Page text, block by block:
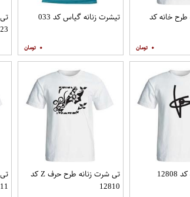
خانه کد
۰
تیشرت زنانه گیاس کد 033
۰
تی شرت زنانه طرح حرف Z کد
12810